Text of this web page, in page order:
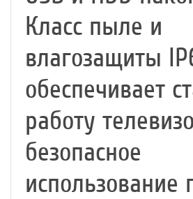
Класс пыле и
влагозащиты
обеспечивает
работу
безопасное
использование